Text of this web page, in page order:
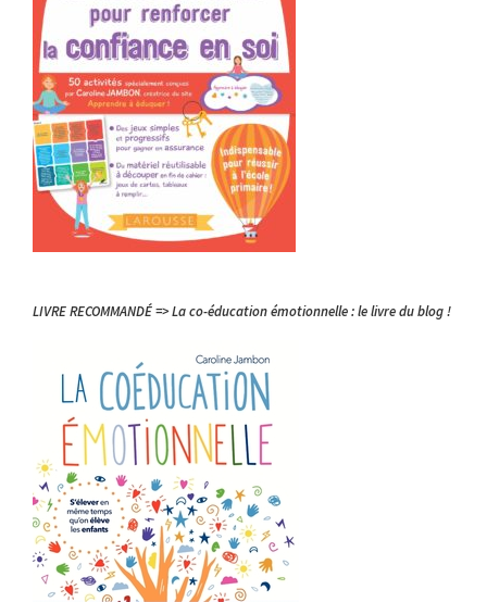
LIVRE RECOMMANDÉ => La co-éducation émotionnelle : le livre du blog !